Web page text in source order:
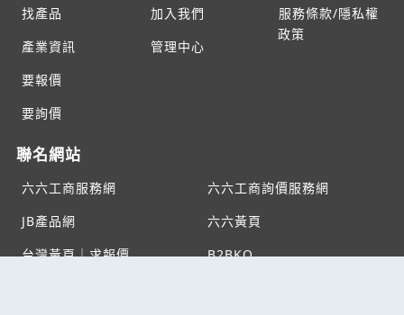
找產品
產業資訊
要報價
要詢價
加入我們
管理中心
服務條款/隱私權
政策
聯名網站
六六工商服務網
六六工商詢價服務網
JB產品網
六六黃頁
台灣黃頁｜求報價
B2BKO